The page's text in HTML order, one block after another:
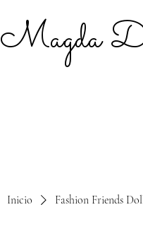
Magda
Inicio Fashion Friends